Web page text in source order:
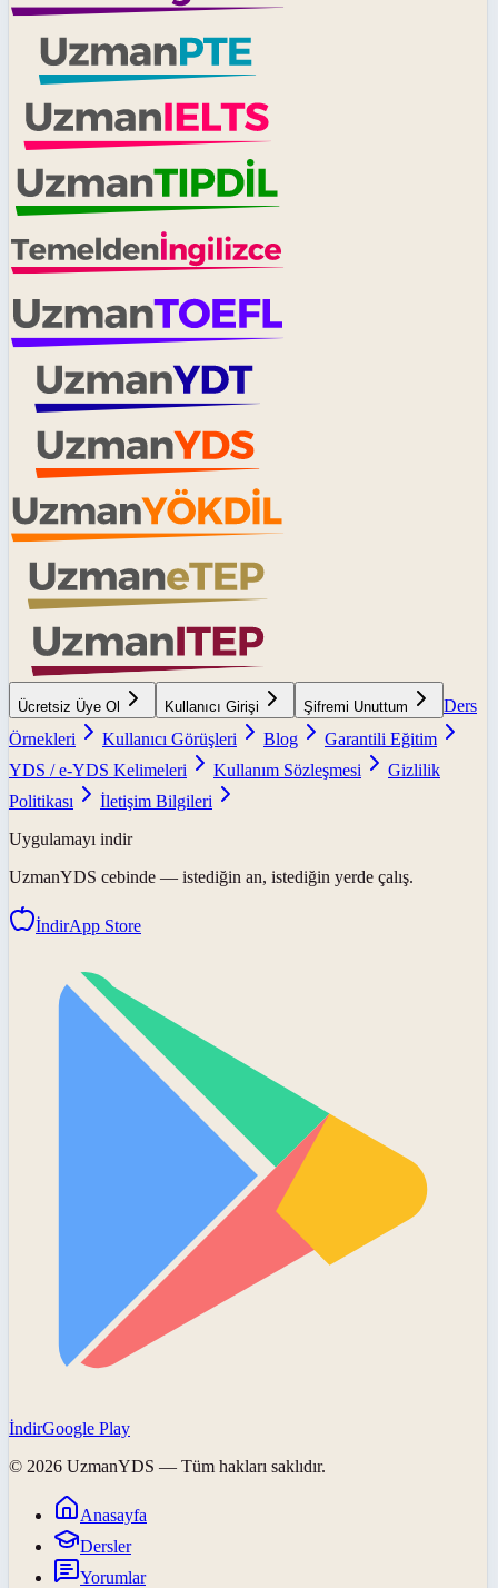
Ücretsiz Üye Ol Kullanıcı Girişi Şifremi Unuttum
Ders
Örnekleri
Kullanıcı Görüşleri Blog
Garantili Eğitim
YDS / e-YDS Kelimeleri
Kullanım Sözleşmesi
Gizlilik
Politikası
İletişim Bilgileri
Uygulamayı indir
UzmanYDS cebinde — istediğin an, istediğin yerde çalış.
İndirApp Store
İndirGoogle Play
© 2026 UzmanYDS — Tüm hakları saklıdır.
Anasayfa
Dersler
Yorumlar